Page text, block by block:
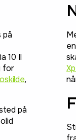
på
10 II
for
,
på